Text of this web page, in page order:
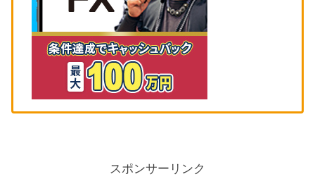
スポンサーリンク